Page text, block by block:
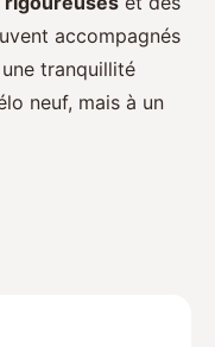
accompagnés
tranquillité
neuf, mais à un